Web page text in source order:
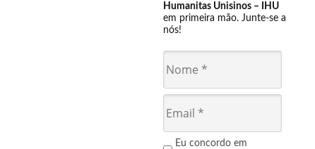
Humanitas Unisinos – IHU
em primeira mão. Junte-se a
nós!
Eu concordo em